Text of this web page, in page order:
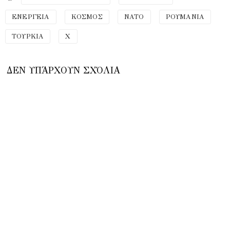
ΕΝΕΡΓΕΙΑ ΚΟΣΜΟΣ ΝΑΤΟ ΡΟΥΜΑΝΙΑ
ΤΟΥΡΚΙΑ Χ
ΔΕΝ ΥΠΆΡΧΟΥΝ ΣΧΌΛΙΑ